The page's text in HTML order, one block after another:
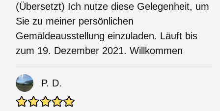
(Übersetzt) Ich nutze diese Gelegenheit, um
Sie zu meiner persönlichen
Gemäldeausstellung einzuladen. Läuft bis
zum 19. Dezember 2021. Willkommen
P. D.